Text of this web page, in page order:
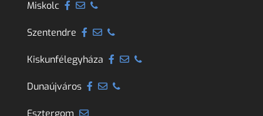
Miskolc
Szentendre
Kiskunfélegyháza
Dunaújváros
Esztergom